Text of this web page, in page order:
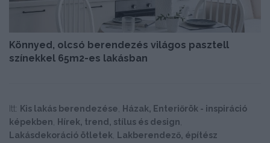
Könnyed, olcsó berendezés világos pasztell
színekkel 65m2-es lakásban
Itt: Kis lakás berendezése, Házak, Enteriőrök - inspiráció
képekben, Hírek, trend, stílus és design,
Lakásdekoráció ötletek, Lakberendező, építész